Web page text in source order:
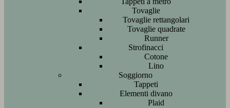
Tovaglie
Tovaglie rettangolari
Tovaglie quadrate
Runner
Strofinacci
Cotone
Lino
Soggiorno
Tappeti
Elementi divano
Plaid